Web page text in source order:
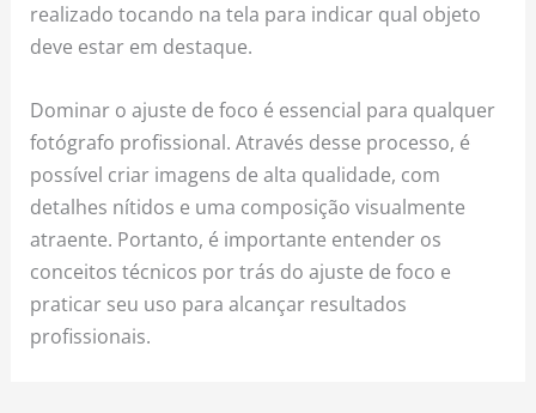
realizado tocando na tela para indicar qual objeto
deve estar em destaque.
Dominar o ajuste de foco é essencial para qualquer
fotógrafo profissional. Através desse processo, é
possível criar imagens de alta qualidade, com
detalhes nítidos e uma composição visualmente
atraente. Portanto, é importante entender os
conceitos técnicos por trás do ajuste de foco e
praticar seu uso para alcançar resultados
profissionais.